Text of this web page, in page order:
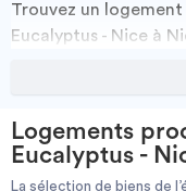
Je cherche un
Villes
Trouvez un logement
Eucalyptus - Nice à
Découvrez nos
locations par
Vous avez tous les
Logements
Eucalyptus -
La sélection de biens de